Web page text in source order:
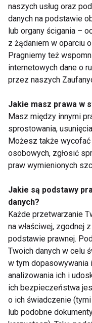
- 2 gałązki
- 2 łyżki oliwy z
- sól do smaku
Wykonanie:
Patisonom odciąć
sparzyć wrzątkiem,
plasterki. Czosnek
miąższem
posolić w środku i na
pomidory, miąższ,
przygotowane
w piekarniku w
minut.
Duńska zupa
Składniki:
- 1 l bulionu
- 3-4 pory
- 1 cebula
naszych usług oraz
danych na podstawie
lub organy ścigania –
z żądaniem w oparciu
Pragniemy też
internetowych dane o
przez naszych
Jakie masz prawa w
Masz między innymi
sprostowania,
Możesz także
osobowych, zgłosić
praw wymienionych
Jakie są podstawy
danych?
Każde przetwarzanie
na właściwej, zgodnej
podstawie prawnej.
Twoich danych w celu
w tym dopasowywania
analizowania ich i
ich bezpieczeństwa
o ich świadczenie
lub podobne